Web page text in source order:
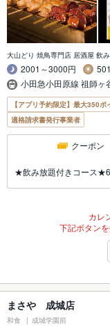
大山どり 焼鳥専門店 居酒屋 飲
2001～3000円
小田急小田原線 祖師ヶ
【アプリ予約限定】最大350
適格請求書発行事業者
クーポン
★飲み放題付きコース★6
カレ
下記ボタン
まさや 成城店
和食 成城学園前